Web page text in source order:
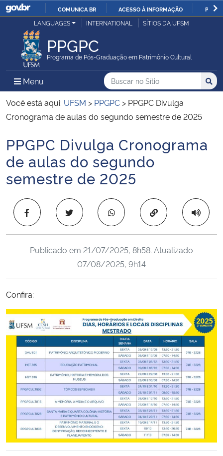
IR
COMUNICA BR ACESSO À INFORMAÇÃO
Ministério da Justiça e Segurança Pública
Ministério da Defesa
Ministério das Relações Exteriores
Ministério da Infraestrutura
Ministério da Agricultura, Pecuária e Abastecimento
Ministério da Educação
Ministério da Ciência, Tecnologia, Inovações e Comunicações
Ministério do Meio Ambiente
Ministério do Turismo
Ministério do Desenvolvimento Regional
Controladoria-Geral da União
Ministério da Mulher, da Família e dos Direitos Humanos
LANGUAGES INTERNATIONAL SÍTIOS DA UFSM
PPGPC
Programa de Pós-Graduação em Patrimônio Cultural
Menu Menu Principal do Sítio
Busca
Buscar no no Sítio
Busca:
Você está aqui: UFSM > PPGPC > PPGPC Divulga
Cronograma de aulas do segundo semestre de 2025
Início do conteúdo
PPGPC Divulga Cronograma
de aulas do segundo
semestre de 2025
Copiar para área
Publicado em 21/07/2025, 8h58. Atualizado
07/08/2025, 9h14
Confira: